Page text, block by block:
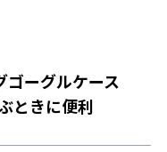
ゴーグルケース
ときに便利